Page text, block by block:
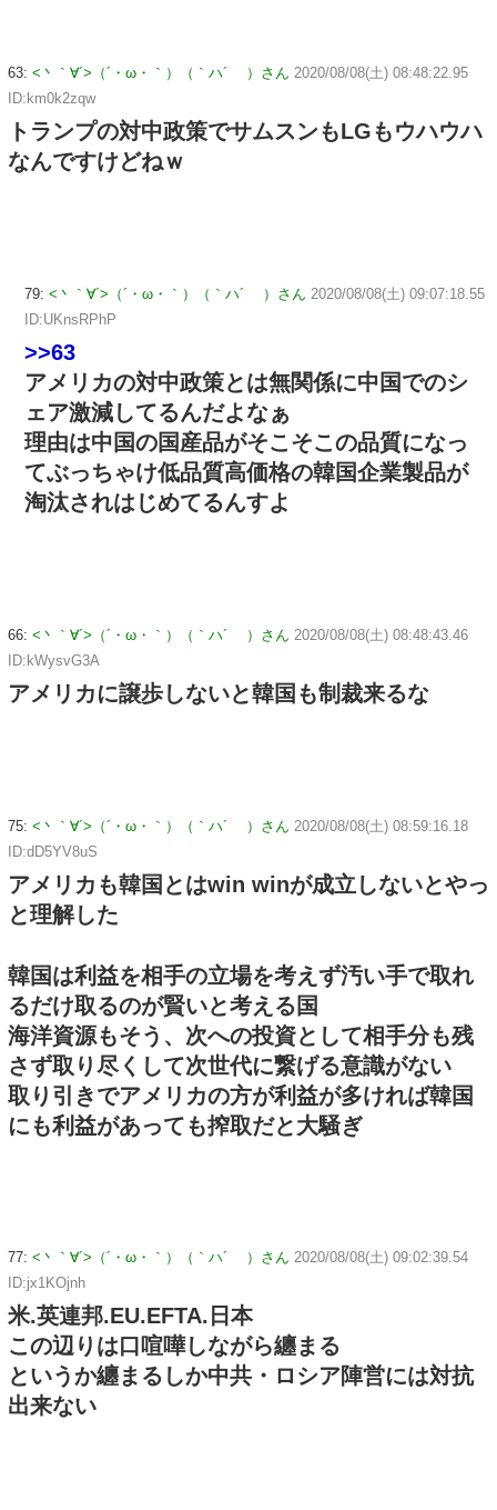
63: <丶｀∀´>（´・ω・｀）（｀ハ´ ）さん 2020/08/08(土) 08:48:22.95
ID:km0k2zqw
トランプの対中政策でサムスンもLGもウハウハ
なんですけどねｗ
79: <丶｀∀´>（´・ω・｀）（｀ハ´ ）さん 2020/08/08(土) 09:07:18.55
ID:UKnsRPhP
>>63
アメリカの対中政策とは無関係に中国でのシ
ェア激減してるんだよなぁ
理由は中国の国産品がそこそこの品質になっ
てぶっちゃけ低品質高価格の韓国企業製品が
淘汰されはじめてるんすよ
66: <丶｀∀´>（´・ω・｀）（｀ハ´ ）さん 2020/08/08(土) 08:48:43.46
ID:kWysvG3A
アメリカに譲歩しないと韓国も制裁来るな
75: <丶｀∀´>（´・ω・｀）（｀ハ´ ）さん 2020/08/08(土) 08:59:16.18
ID:dD5YV8uS
アメリカも韓国とはwin winが成立しないとやっ
と理解した
韓国は利益を相手の立場を考えず汚い手で取れ
るだけ取るのが賢いと考える国
海洋資源もそう、次への投資として相手分も残
さず取り尽くして次世代に繋げる意識がない
取り引きでアメリカの方が利益が多ければ韓国
にも利益があっても搾取だと大騒ぎ
77: <丶｀∀´>（´・ω・｀）（｀ハ´ ）さん 2020/08/08(土) 09:02:39.54
ID:jx1KOjnh
米.英連邦.EU.EFTA.日本
この辺りは口喧嘩しながら纏まる
というか纏まるしか中共・ロシア陣営には対抗
出来ない